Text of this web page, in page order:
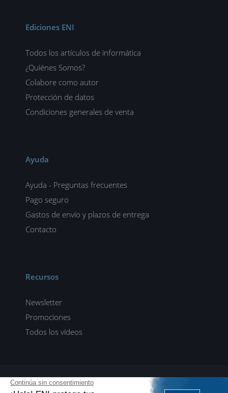
Ediciones ENI
Todos los artículos de informática
¿Quiénes Somos?
Colabore como autor
Protección de datos
Condiciones generales de venta
Ayuda
Ayuda - Preguntas frecuentes
Pago seguro
Gastos de envío y plazos de entrega
Contacto
Recursos
Newsletter
Promociones
Todos los vídeos
ENI elearning